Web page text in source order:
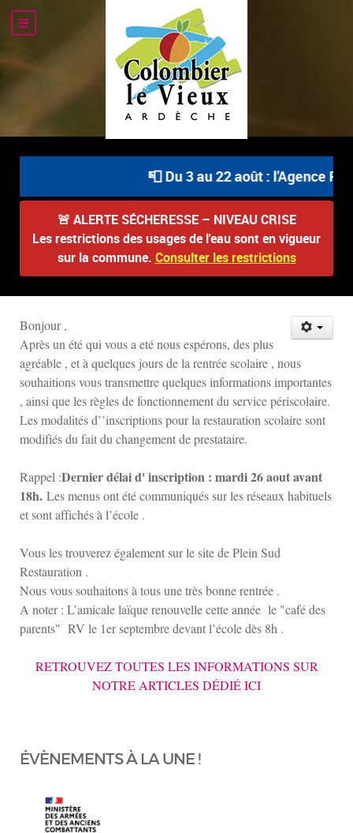
📮 Du 3 au 22 août : l'Agence
🚨 ALERTE SÉCHERESSE – NIVEAU CRISE
Les restrictions des usages de l'eau sont en vigueur
sur la commune. Consulter les restrictions
Bonjour ,
Après un été qui vous a eté nous espérons, des plus
agréable , et à quelques jours de la rentrée scolaire , nous
souhaitions vous transmettre quelques informations importantes
, ainsi que les règles de fonctionnement du service périscolaire.
Les modalités d’’inscriptions pour la restauration scolaire sont
modifiés du fait du changement de prestataire.
Rappel :Dernier délai d' inscription : mardi 26 aout avant
18h. Les menus ont été communiqués sur les réseaux habituels
et sont affichés à l’école .
Vous les trouverez également sur le site de Plein Sud
Restauration .
Nous vous souhaitons à tous une très bonne rentrée .
A noter : L’amicale laïque renouvelle cette année le "café des
parents" RV le 1er septembre devant l’école dès 8h .
RETROUVEZ TOUTES LES INFORMATIONS SUR
NOTRE ARTICLES DÉDIÉ ICI
ÉVÈNEMENTS À LA UNE !